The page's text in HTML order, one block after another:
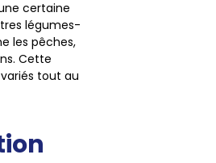
certaine
légumes-
les pêches,
Cette
tout au